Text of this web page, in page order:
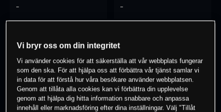
- -
- -
0% av kunderna har enposition i detta
instrument
Vi bryr oss om din integritet
Vi använder cookies för att säkerställa att vår webbplats fungerar
som den ska. För att hjälpa oss att förbättra vår tjänst samlar vi
in data för att förstå hur våra besökare använder webbplatsen.
Genom att tillåta alla cookies kan vi förbättra din upplevelse
genom att hjälpa dig hitta information snabbare och anpassa
innehåll eller marknadsföring efter dina inställningar. Välj "Tillåt